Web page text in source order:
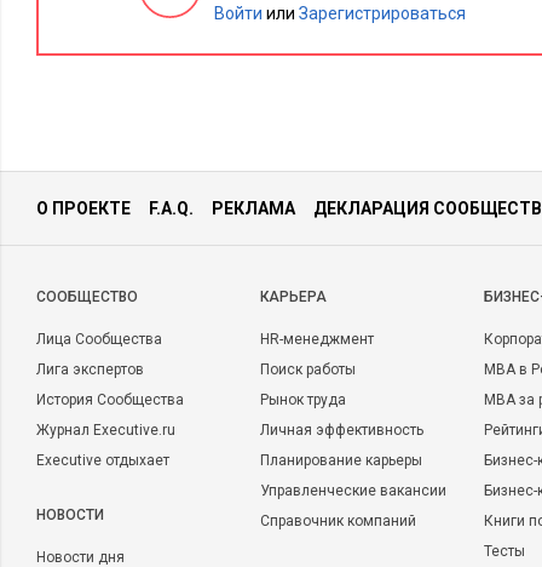
Войти или Зарегистрироваться
О ПРОЕКТЕ F.A.Q. РЕКЛАМА ДЕКЛАРАЦИЯ
CООБЩЕСТВО
Лица Сообщества
Лига экспертов
История Сообщества
Журнал Executive.ru
Executive отдыхает
НОВОСТИ
Новости дня
КАРЬЕРА
HR-менеджмент
Поиск работы
Рынок труда
Личная эффективность
Планирование карьеры
Управленческие вакансии
Справочник компаний
MBA в
MBA
Бизнес-
Книги
Тесты